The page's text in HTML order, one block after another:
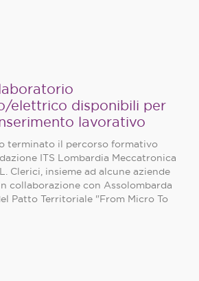
elettrico disponibili per
lavorativo
terminato il percorso formativo
ITS Lombardia Meccatronica
Clerici, insieme ad alcune aziende
collaborazione con Assolombarda
Patto Territoriale "From Micro To